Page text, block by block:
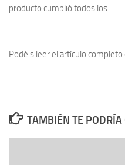
producto cumplió todos los
Podéis leer el artículo completo
TAMBIÉN TE PODRÍA